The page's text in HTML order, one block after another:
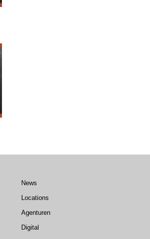
News
Locations
Agenturen
Digital